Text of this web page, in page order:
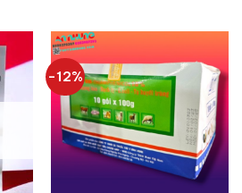
27.500 ₫.
-12%